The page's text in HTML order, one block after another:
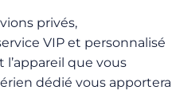
privés,
VIP et personnalisé
que vous
dédié vous apportera